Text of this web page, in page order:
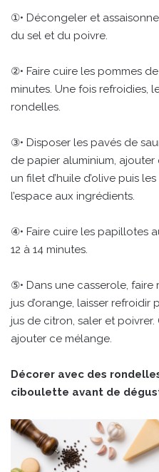
①• Décongeler et
du sel et du poivre.
②• Faire cuire les pommes
minutes. Une fois refroidies,
rondelles.
③• Disposer les pavés de
de papier aluminium,
un filet d’huile d’olive puis
l’espace aux ingrédients.
④• Faire cuire les papillotes
12 à 14 minutes.
⑤• Dans une casserole,
jus d’orange, laisser
jus de citron, saler et
ajouter ce mélange.
Décorer avec des
ciboulette avant de